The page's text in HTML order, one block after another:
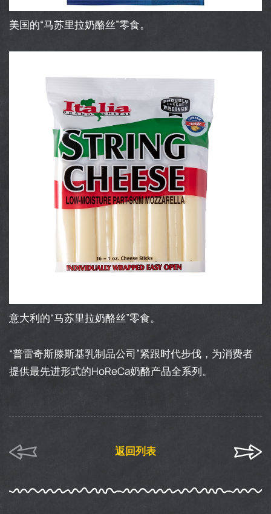
美国的“马苏里拉奶酪丝”零食。
意大利的“马苏里拉奶酪丝”零食。
“普雷奇斯滕斯基乳制品公司”紧跟时代步伐，为消费者
提供最先进形式的HoReCa奶酪产品全系列。
返回列表